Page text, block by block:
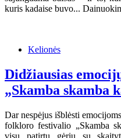
kuris kadaise buvo...
Kelionės
Didžiausias
„Skamba skamba
Dar nespėjus išblėsti
folkloro festivalio „Skamba
visu patirtu gėriu su